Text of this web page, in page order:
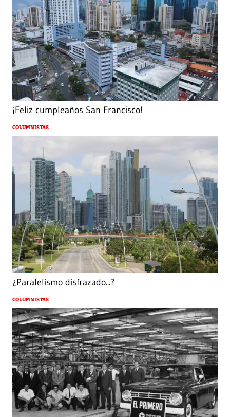
¡Feliz cumpleaños San Francisco!
COLUMNISTAS
¿Paralelismo disfrazado...?
COLUMNISTAS